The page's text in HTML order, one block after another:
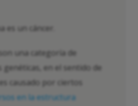
es un cáncer.
una categoría de
genéticas, en el sentido de
causado por ciertos
en la estructura